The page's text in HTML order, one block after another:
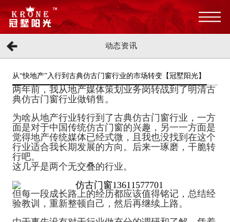
动态资讯
从“快地产”入行到古典仿古门窗行业的市场转变【冠墅阳光】
两年前，我从地产媒体策划业务岗转战到了明清古
典仿古门窗行业做销售。
为啥从地产行业转行到了古典仿古门窗行业，一方
面是对于中国传统仿古门窗的兴趣，另一一方面是
觉得地产传统媒体已经式微，且我也没找到在这个
行业适合我长期发展的方向。后来一琢磨，干脆转
行吧。
这几乎是两个无交叠的行业。
但每一段成长路上的经历都应该值得铭记，总结经
验教训，重新整顿自己，然后再继续上路。